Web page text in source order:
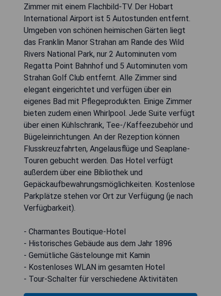
Zimmer mit einem Flachbild-TV. Der Hobart
International Airport ist 5 Autostunden entfernt.
Umgeben von schönen heimischen Gärten liegt
das Franklin Manor Strahan am Rande des Wild
Rivers National Park, nur 2 Autominuten vom
Regatta Point Bahnhof und 5 Autominuten vom
Strahan Golf Club entfernt. Alle Zimmer sind
elegant eingerichtet und verfügen über ein
eigenes Bad mit Pflegeprodukten. Einige Zimmer
bieten zudem einen Whirlpool. Jede Suite verfügt
über einen Kühlschrank, Tee-/Kaffeezubehör und
Bügeleinrichtungen. An der Rezeption können
Flusskreuzfahrten, Angelausflüge und Seaplane-
Touren gebucht werden. Das Hotel verfügt
außerdem über eine Bibliothek und
Gepäckaufbewahrungsmöglichkeiten. Kostenlose
Parkplätze stehen vor Ort zur Verfügung (je nach
Verfügbarkeit).
- Charmantes Boutique-Hotel
- Historisches Gebäude aus dem Jahr 1896
- Gemütliche Gästelounge mit Kamin
- Kostenloses WLAN im gesamten Hotel
- Tour-Schalter für verschiedene Aktivitäten